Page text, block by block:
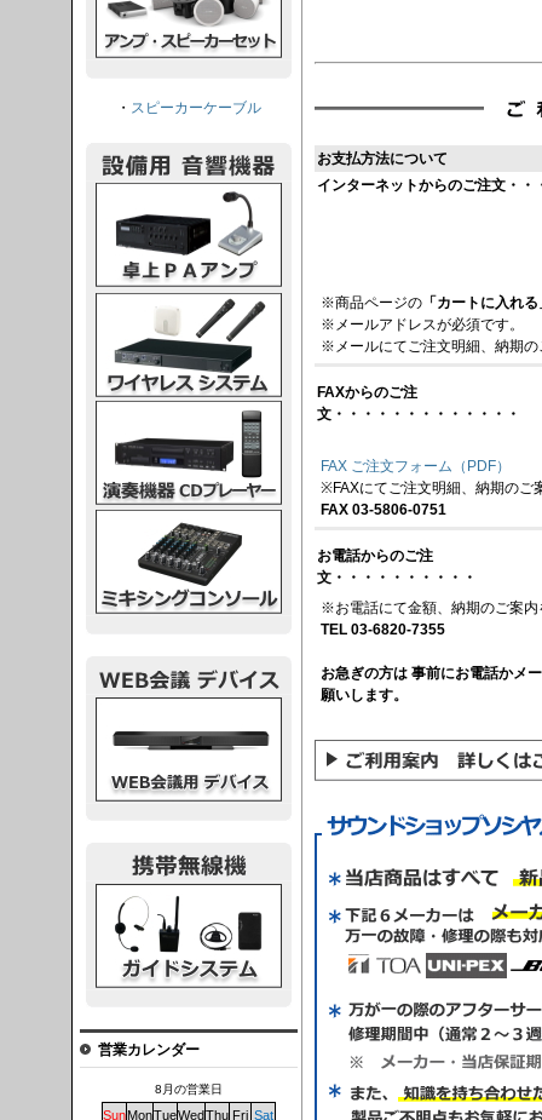
お支払方法について
インターネットからのご注文・・
※商品ページの 「カートに入れる
※メールアドレスが必須です。
※メールにてご注文明細、納期
FAXからのご注
文・・・・・・・・・・・・・
FAX ご注文フォーム（PDF）
※FAXにてご注文明細、納期のご
FAX 03-5806-0751
お電話からのご注
文・・・・・・・・・・
※お電話にて金額、納期のご案内
TEL 03-6820-7355
お急ぎの方は 事前にお電話かメ
願いします。
・ スピーカーケーブル
営業カレンダー
8月の営業日
SunMonTueWedThu Fri Sat